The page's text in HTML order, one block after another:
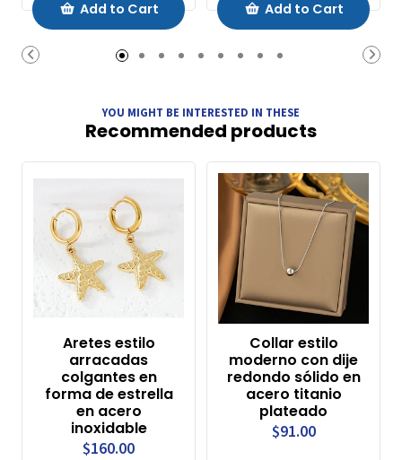
Add to Cart Add to Cart
YOU MIGHT BE INTERESTED IN THESE
Recommended products
Aretes estilo
arracadas
colgantes en
forma de estrella
en acero
inoxidable
$160.00
Collar estilo
moderno con dije
redondo sólido en
acero titanio
plateado
$91.00